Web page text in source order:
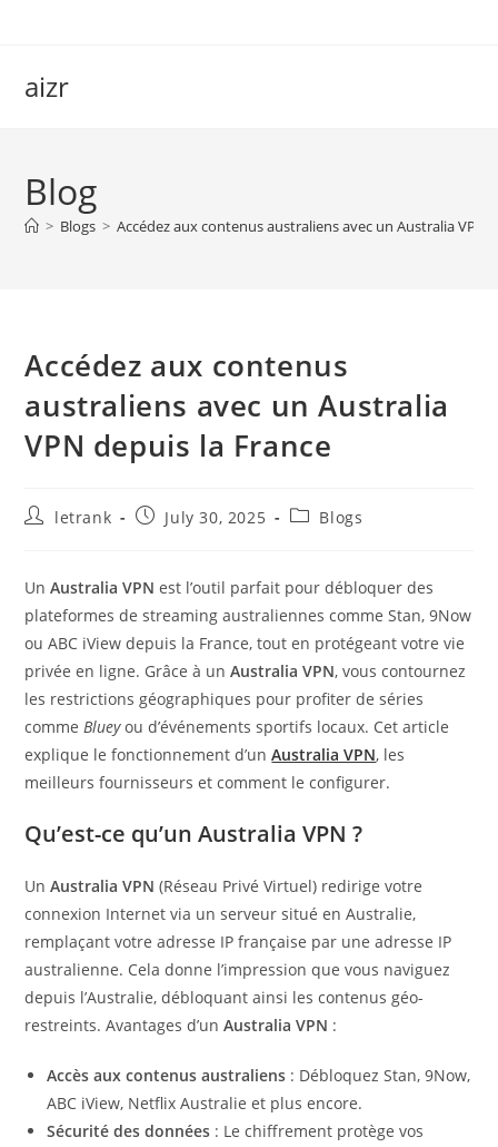
aizr
Blog
> Blogs > Accédez aux contenus australiens avec un Australia VPN
Accédez aux contenus
australiens avec un Australia
VPN depuis la France
Postletrank
PostJuly 30, 2025
PostBlogs
UnAustralia VPN est l’outil parfait pour débloquer des
plateformes de streaming australiennes comme Stan, 9Now
ou ABC iView depuis la France, tout en protégeant votre vie
privée en ligne. Grâce à unAustralia VPN, vous contournez
les restrictions géographiques pour profiter de séries
commeBlueyou d’événements sportifs locaux. Cet article
explique le fonctionnement d’unAustralia VPN, les
meilleurs fournisseurs et comment le configurer.
Qu’est-ce qu’un Australia VPN ?
UnAustralia VPN (Réseau Privé Virtuel) redirige votre
connexion Internet via un serveur situé en Australie,
remplaçant votre adresse IP française par une adresse IP
australienne. Cela donne l’impression que vous naviguez
depuis l’Australie, débloquant ainsi les contenus géo-
restreints. Avantages d’unAustralia VPN :
Accès aux contenus australiens : Débloquez Stan, 9Now,
ABC iView, Netflix Australie et plus encore.
Sécurité des données : Le chiffrement protège vos